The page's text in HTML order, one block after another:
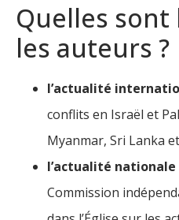
Quelles sont
les auteurs ?
l’actualité
conflits en Israël et
Myanmar, Sri Lanka
l’actualité nationale
Commission